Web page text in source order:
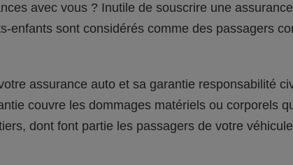
avec vous ? Inutile de souscrire une assurance
enfants sont considérés comme des passagers
assurance auto et sa garantie responsabilité
couvre les dommages matériels ou corporels
dont font partie les passagers de votre